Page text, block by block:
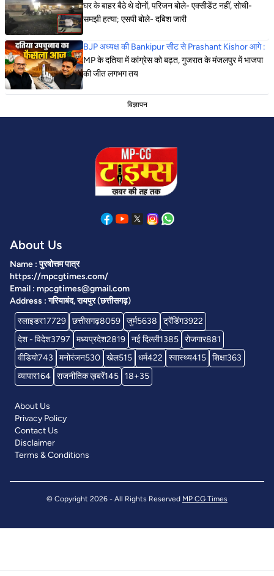
घर के बाहर बैठे थे दोनों, परिजन बोले- एक्सीडेंट नहीं, सोची-
समझी हत्या; एसपी बोले- दबिश जारी
BJP अध्यक्ष की Bankipur सीट से Prashant Kishor आगे :
MP के दतिया में कांग्रेस को बढ़त, गुजरात के मंजलपुर में भाजपा
की जीत लगभग तय
विज्ञापन
About Us
Name : पुरषोत्तम पात्र
https://mpcgtimes.com/
Email : mpcgtimes@gmail.com
Address : गरियाबंद, रायपुर (छत्तीसगढ़)
स्लाइडर17729 छत्तीसगढ़8059 जुर्म5638 ट्रेंडिंग3922
देश - विदेश3797 मध्यप्रदेश2819 नई दिल्ली1385 रोजगार881
वीडियो743 मनोरंजन530 खेल515 धर्म422 स्वास्थ्य415 शिक्षा363
व्यापार164 राजनीतिक ख़बरें145 18+35
About Us
Privacy Policy
Contact Us
Disclaimer
Terms & Conditions
© Copyright 2026 - All Rights Reserved MP CG Times